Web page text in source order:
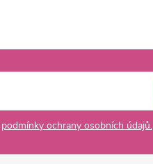
podmínky ochrany osobních údajů.